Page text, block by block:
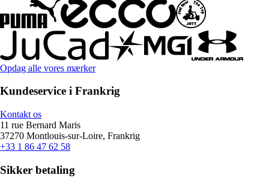
Opdag alle vores mærker
Kundeservice i Frankrig
Kontakt os
11 rue Bernard Maris
37270 Montlouis-sur-Loire, Frankrig
+33 1 86 47 62 58
Sikker betaling